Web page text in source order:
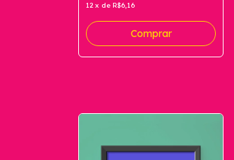
12 x de R$6,16
Comprar